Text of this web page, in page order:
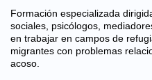
Formación especializada
sociales, psicólogos,
en trabajar en campos de
migrantes con problemas
acoso.